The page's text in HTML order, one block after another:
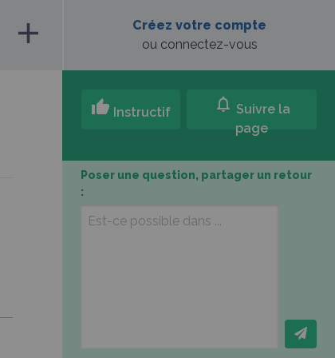
add
Créez votre compte
ou connectez-vous
thumb_up Instructif notifications Suivre la
page
Poser une question, partager un retour
: